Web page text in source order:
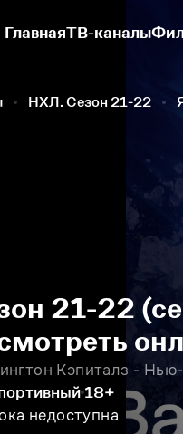
ГлавнаяТВ-каналы
НХЛ. Сезон 21-22
21-22
Кэпиталз -
18+
недоступна